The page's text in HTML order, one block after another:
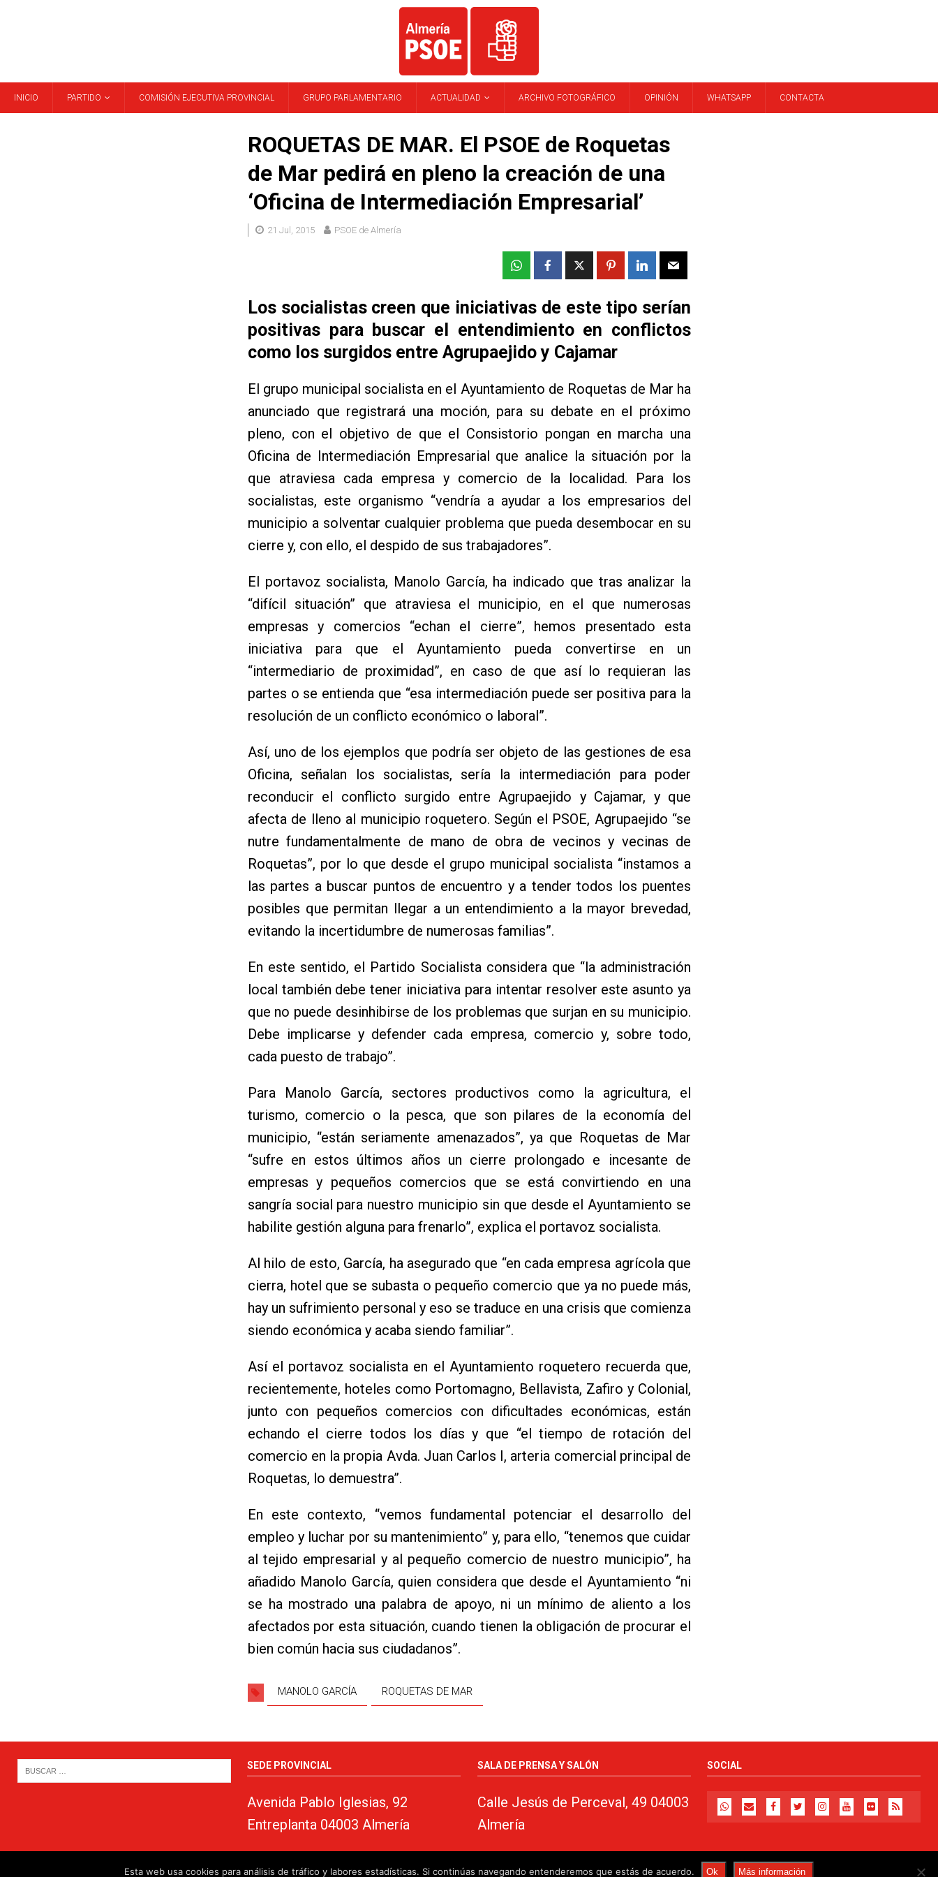
INICIO PARTIDO COMISIÓN EJECUTIVA PROVINCIAL GRUPO PARLAMENTARIO ACTUALIDAD ARCHIVO FOTOGRÁFICO OPINIÓN WHATSAPP CONTACTA
ROQUETAS DE MAR. El PSOE de Roquetas
de Mar pedirá en pleno la creación de una
‘Oficina de Intermediación Empresarial’
21 Jul, 2015 PSOE de Almería
Los socialistas creen que iniciativas de este tipo serían
positivas para buscar el entendimiento en conflictos
como los surgidos entre Agrupaejido y Cajamar
El grupo municipal socialista en el Ayuntamiento de Roquetas de Mar ha
anunciado que registrará una moción, para su debate en el próximo
pleno, con el objetivo de que el Consistorio pongan en marcha una
Oficina de Intermediación Empresarial que analice la situación por la
que atraviesa cada empresa y comercio de la localidad. Para los
socialistas, este organismo “vendría a ayudar a los empresarios del
municipio a solventar cualquier problema que pueda desembocar en su
cierre y, con ello, el despido de sus trabajadores”.
El portavoz socialista, Manolo García, ha indicado que tras analizar la
“difícil situación” que atraviesa el municipio, en el que numerosas
empresas y comercios “echan el cierre”, hemos presentado esta
iniciativa para que el Ayuntamiento pueda convertirse en un
“intermediario de proximidad”, en caso de que así lo requieran las
partes o se entienda que “esa intermediación puede ser positiva para la
resolución de un conflicto económico o laboral”.
Así, uno de los ejemplos que podría ser objeto de las gestiones de esa
Oficina, señalan los socialistas, sería la intermediación para poder
reconducir el conflicto surgido entre Agrupaejido y Cajamar, y que
afecta de lleno al municipio roquetero. Según el PSOE, Agrupaejido “se
nutre fundamentalmente de mano de obra de vecinos y vecinas de
Roquetas”, por lo que desde el grupo municipal socialista “instamos a
las partes a buscar puntos de encuentro y a tender todos los puentes
posibles que permitan llegar a un entendimiento a la mayor brevedad,
evitando la incertidumbre de numerosas familias”.
En este sentido, el Partido Socialista considera que “la administración
local también debe tener iniciativa para intentar resolver este asunto ya
que no puede desinhibirse de los problemas que surjan en su municipio.
Debe implicarse y defender cada empresa, comercio y, sobre todo,
cada puesto de trabajo”.
Para Manolo García, sectores productivos como la agricultura, el
turismo, comercio o la pesca, que son pilares de la economía del
municipio, “están seriamente amenazados”, ya que Roquetas de Mar
“sufre en estos últimos años un cierre prolongado e incesante de
empresas y pequeños comercios que se está convirtiendo en una
sangría social para nuestro municipio sin que desde el Ayuntamiento se
habilite gestión alguna para frenarlo”, explica el portavoz socialista.
Al hilo de esto, García, ha asegurado que “en cada empresa agrícola que
cierra, hotel que se subasta o pequeño comercio que ya no puede más,
hay un sufrimiento personal y eso se traduce en una crisis que comienza
siendo económica y acaba siendo familiar”.
Así el portavoz socialista en el Ayuntamiento roquetero recuerda que,
recientemente, hoteles como Portomagno, Bellavista, Zafiro y Colonial,
junto con pequeños comercios con dificultades económicas, están
echando el cierre todos los días y que “el tiempo de rotación del
comercio en la propia Avda. Juan Carlos I, arteria comercial principal de
Roquetas, lo demuestra”.
En este contexto, “vemos fundamental potenciar el desarrollo del
empleo y luchar por su mantenimiento” y, para ello, “tenemos que cuidar
al tejido empresarial y al pequeño comercio de nuestro municipio”, ha
añadido Manolo García, quien considera que desde el Ayuntamiento “ni
se ha mostrado una palabra de apoyo, ni un mínimo de aliento a los
afectados por esta situación, cuando tienen la obligación de procurar el
bien común hacia sus ciudadanos”.
MANOLO GARCÍA ROQUETAS DE MAR
SEDE PROVINCIAL
Avenida Pablo Iglesias, 92
Entreplanta 04003 Almería
SALA DE PRENSA Y SALÓN
Calle Jesús de Perceval, 49 04003
Almería
SOCIAL
Esta web usa cookies para análisis de tráfico y labores estadísticas. Si continúas navegando entenderemos que estás de acuerdo. Ok Más información